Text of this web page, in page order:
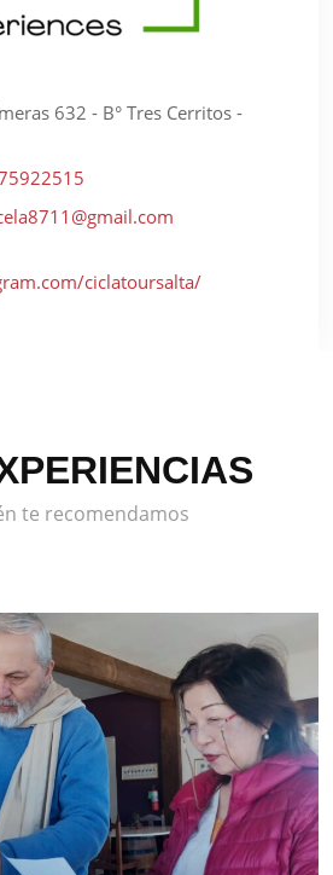
632 - B° Tres Cerritos -
ciclatoursalta/
te recomendamos